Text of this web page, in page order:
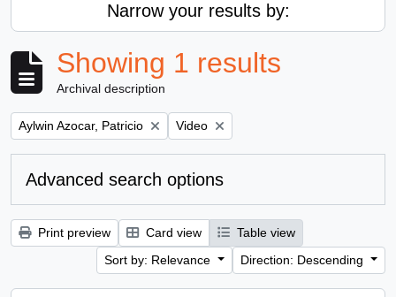
Narrow your results by:
Showing 1 results
Archival description
Remove filter:
Aylwin Azocar, Patricio Remove filter:
Video
Advanced search options
Print preview Card view
Table view
Sort by: Relevance
Direction: Descending